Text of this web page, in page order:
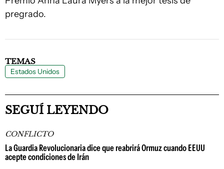
pregrado.
TEMAS
Estados Unidos
SEGUÍ LEYENDO
CONFLICTO
La Guardia Revolucionaria dice que reabrirá Ormuz cuando EEUU
acepte condiciones de Irán